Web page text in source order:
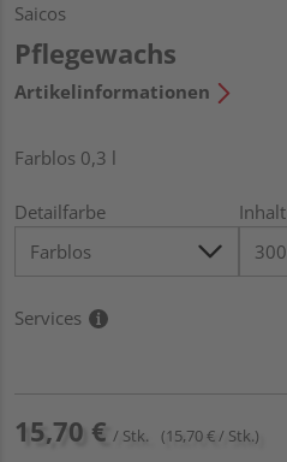
Saicos
Pflegewachs
Artikelinformationen
Farblos 0,3 l
Detailfarbe Inhalt
Services
15,70 € / Stk. (15,70 € / Stk.)